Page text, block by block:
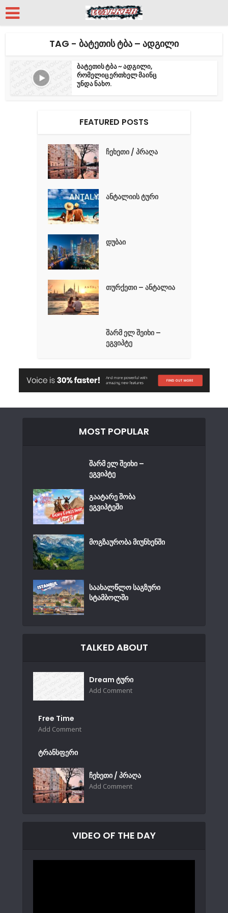
TAG - ᲑᲐᲢᲔᲗᲘᲡ ᲢᲑᲐ – ᲐᲓᲒᲘᲚᲘ
ბატეთის ტბა ~ ადგილი,
რომელიც ერთხელ მაინც
უნდა ნახო.
FEATURED POSTS
ჩეხეთი / პრაღა
ანტალიის ტური
დუბაი
თურქეთი – ანტალია
შარმ ელ შეიხი –
ეგვიპტე
MOST POPULAR
შარმ ელ შეიხი –
ეგვიპტე
გაატარე შობა
ეგვიპტეში
მოგზაურობა მიუნხენში
საახალწლო საგზური
სტამბოლში
TALKED ABOUT
Dream ტური
Add Comment
Free Time
Add Comment
ტრანსფერი
ჩეხეთი / პრაღა
Add Comment
VIDEO OF THE DAY